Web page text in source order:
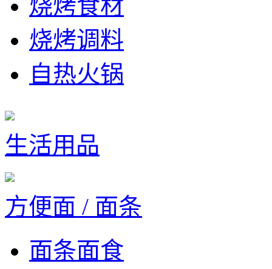
烧烤食材
烧烤调料
自热火锅
生活用品
方便面 / 面条
面条面食